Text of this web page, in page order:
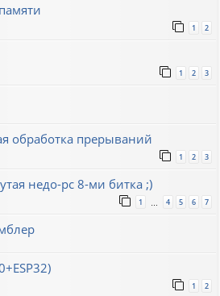
1 2
1 2 3
обработка прерываний
1 2 3
недо-pc 8-ми битка ;)
1 … 4 5 6 7
1 2